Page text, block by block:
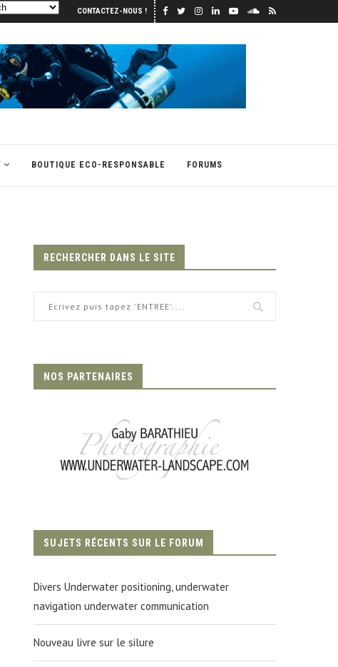
CONTACTEZ-NOUS !
BOUTIQUE ECO-RESPONSABLE FORUMS
RECHERCHER DANS LE SITE
NOS PARTENAIRES
SUJETS RÉCENTS SUR LE FORUM
Divers Underwater positioning, underwater
navigation underwater communication
Nouveau livre sur le silure